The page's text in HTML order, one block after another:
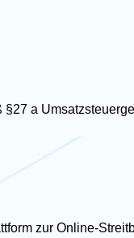
a
zur Online-